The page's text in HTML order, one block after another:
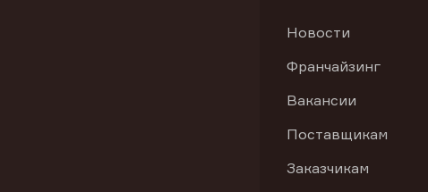
Новости
Франчайзинг
Вакансии
Поставщикам
Заказчикам